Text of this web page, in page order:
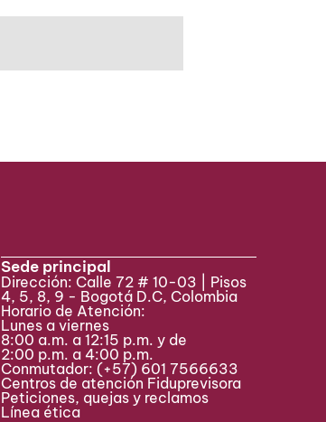
Sede principal
Dirección: Calle 72 # 10-03 | Pisos
4, 5, 8, 9 - Bogotá D.C, Colombia
Horario de Atención:
Lunes a viernes
8:00 a.m. a 12:15 p.m. y de
2:00 p.m. a 4:00 p.m.
Conmutador: (+57) 601 7566633
Centros de atención Fiduprevisora
Peticiones, quejas y reclamos
Línea ética